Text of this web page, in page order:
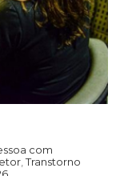
com
,Transtorno